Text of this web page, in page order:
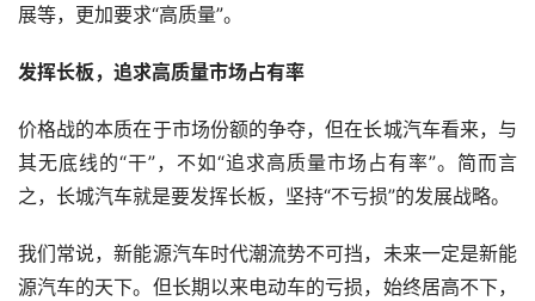
展等，更加要求“高质量”。
发挥长板，追求高质量市场占有率
价格战的本质在于市场份额的争夺，但在长城汽车看来，与
其无底线的“干”，不如“追求高质量市场占有率”。简而言
之，长城汽车就是要发挥长板，坚持“不亏损”的发展战略。
我们常说，新能源汽车时代潮流势不可挡，未来一定是新能
源汽车的天下。但长期以来电动车的亏损，始终居高不下，